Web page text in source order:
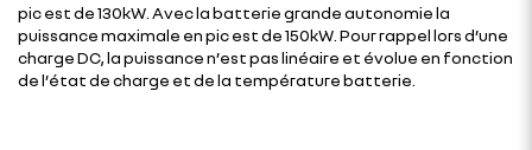
pic est de 130kW. Avec la batterie grande autonomie la
puissance maximale en pic est de 150kW. Pour rappel lors d’une
charge DC, la puissance n’est pas linéaire et évolue en fonction
de l’état de charge et de la température batterie.